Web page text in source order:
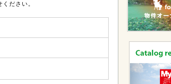
ださい。